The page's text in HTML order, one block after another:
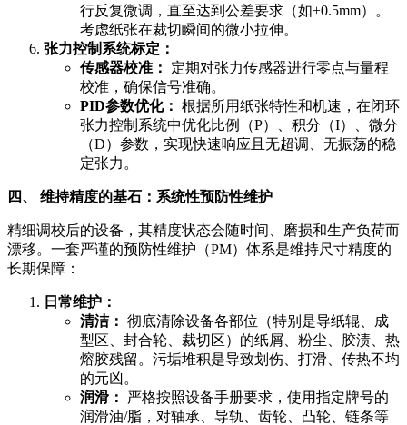
行反复微调，直至达到公差要求（如±0.5mm）。
考虑纸张在裁切瞬间的微小拉伸。
张力控制系统标定：
传感器校准：
定期对张力传感器进行零点与量程
校准，确保信号准确。
PID参数优化： 根据所用纸张特性和机速，在闭环
张力控制系统中优化比例（P）、积分（I）、微分
（D）参数，实现快速响应且无超调、无振荡的稳
定张力。
四、 维持精度的基石：系统性预防性维护
精细调校后的设备，其精度状态会随时间、磨损和生产负荷而
漂移。一套严谨的预防性维护（PM）体系是维持尺寸精度的
长期保障：
日常维护：
清洁： 彻底清除设备各部位（特别是导纸辊、成
型区、封合轮、裁切区）的纸屑、粉尘、胶渍、热
熔胶残留。污垢堆积是导致划伤、打滑、传热不均
的元凶。
润滑：
严格按照设备手册要求，使用指定牌号的
润滑油/脂，对轴承、导轨、齿轮、凸轮、链条等